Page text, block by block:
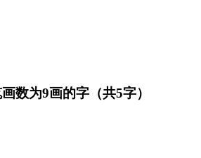
数为9画的字 （共5字）